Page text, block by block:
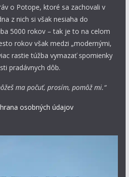
o Potope, ktoré sa zachovali v
z nich si však nesiaha do
5000 rokov – tak je to na celom
rokov však medzi „modernými,
rastie túžba vymazať spomienky
pradávnych dôb.
ma počuť, prosím, pomôž mi.“
osobných údajov